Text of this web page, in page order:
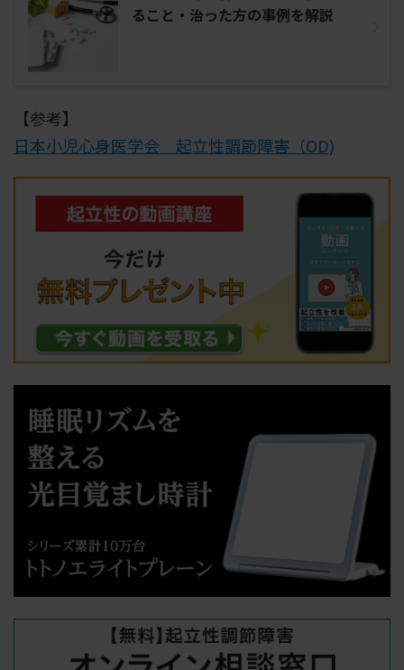
ること・治った方の事例を解説
【参考】
日本小児心身医学会 起立性調節障害（OD)